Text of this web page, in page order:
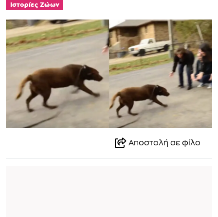
Ιστορίες Ζώων
Αποστολή σε φίλο